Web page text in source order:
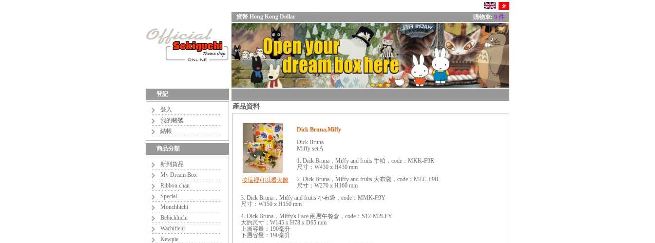
貨幣 Hong Kong Dollar 購物車: 0 件
登記
登入
我的帳號
結帳
商品分類
新到貨品
My Dream Box
Ribbon chan
Special
Monchhichi
Bebichhichi
Wachifield
Kewpie
產品資料
按這裡可以看大圖
Dick Bruna,Miffy
Dick Bruna
Miffy set A
1. Dick Bruna，Miffy and fruits 手帕，code：MKK-F9R
尺寸：W430 x H430 mm
2. Dick Bruna，Miffy and fruits 大布袋，code：MLC-F9R
尺寸：W270 x H160 mm
3. Dick Bruna，Miffy and fruits 小布袋，code：MMK-F9Y
尺寸：W150 x H150 mm
4. Dick Bruna，Miffy's Face 兩層午餐盒，code：S12-M2LFY
大約尺寸：W145 x H78 x D65 mm
上層容量：190毫升
下層容量：190毫升